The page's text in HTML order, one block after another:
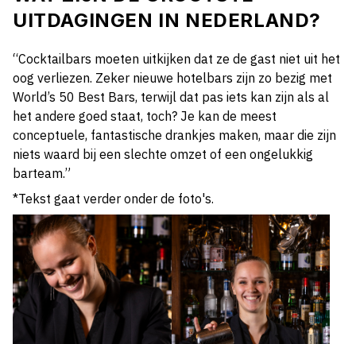
UITDAGINGEN IN NEDERLAND?
“Cocktailbars moeten uitkijken dat ze de gast niet uit het
oog verliezen. Zeker nieuwe hotelbars zijn zo bezig met
World’s 50 Best Bars, terwijl dat pas iets kan zijn als al
het andere goed staat, toch? Je kan de meest
conceptuele, fantastische drankjes maken, maar die zijn
niets waard bij een slechte omzet of een ongelukkig
barteam.”
*Tekst gaat verder onder de foto's.